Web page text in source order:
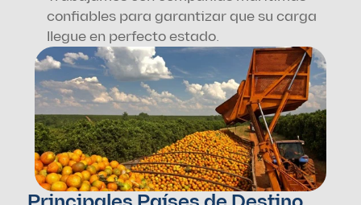
confiables para garantizar que su carga
llegue en perfecto estado.